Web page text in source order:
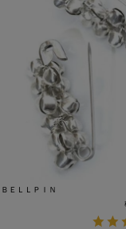
ＢＥＬＬＰＩＮ